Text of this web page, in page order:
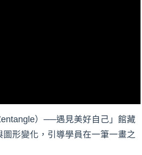
）──遇見美好自己」館藏
形變化，引導學員在一筆一畫之